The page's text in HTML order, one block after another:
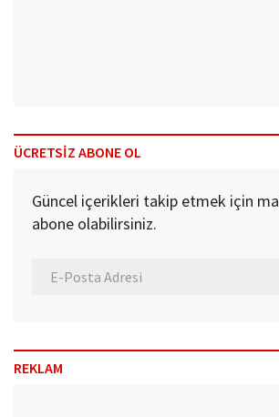
ÜCRETSİZ ABONE OL
Güncel içerikleri takip etmek için
abone olabilirsiniz.
REKLAM